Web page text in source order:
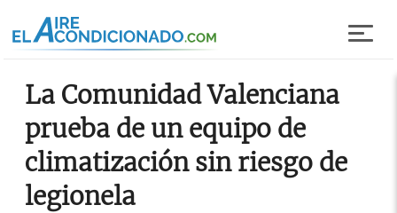
La Comunidad Valenciana
prueba de un equipo de
climatización sin riesgo de
legionela